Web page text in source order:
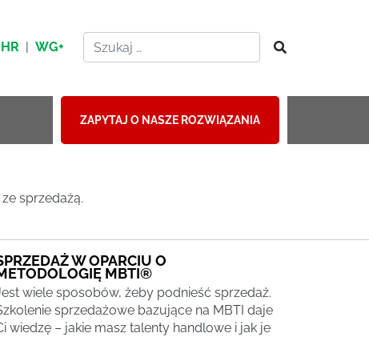
| WG+
ZAPYTAJ O NASZE ROZWIĄZANIA
sprzedażą.
W OPARCIU O
MBTI®
wiele sposobów, żeby podnieść sprzedaż.
sprzedażowe bazujące na MBTI daje
wiedzę – jakie masz talenty handlowe i jak je